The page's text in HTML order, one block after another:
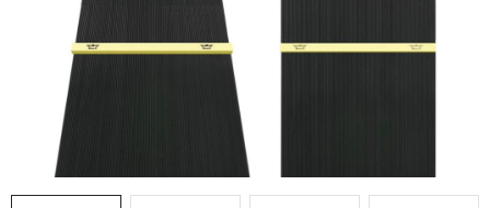
TERČE A ŠÍPKY
DARČEKOVÉ POUKAZY